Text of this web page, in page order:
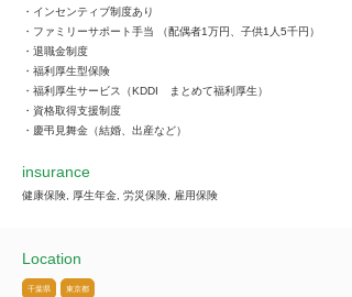
・インセンティブ制度あり
・ファミリーサポート手当 （配偶者1万円、子供1人5千円）
・退職金制度
・福利厚生型保険
・福利厚生サービス（KDDI まとめて福利厚生）
・資格取得支援制度
・慶弔見舞金（結婚、出産など）
insurance
健康保険, 厚生年金, 労災保険, 雇用保険
Location
千葉県 東京都